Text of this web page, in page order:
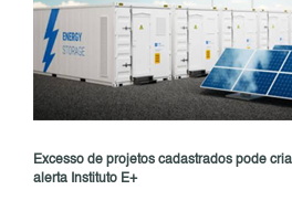
Excesso de projetos cadastrados pode
alerta Instituto E+